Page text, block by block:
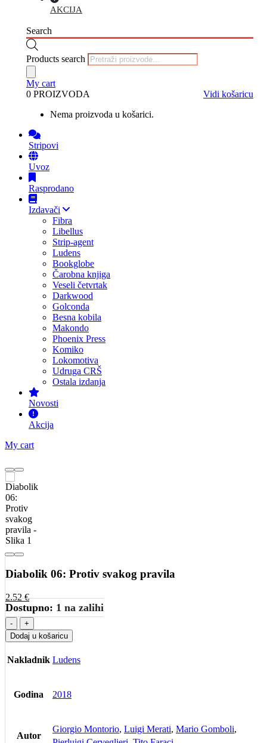
AKCIJA
Search
Products search
My cart
0 PROIZVODA
Vidi košaricu
Nema proizvoda u košarici.
Stripovi
Uvoz
Rasprodano
Izdavači
Fibra
Libellus
Strip-agent
Ludens
Bookglobe
Čarobna knjiga
Veseli četvrtak
Darkwood
Golconda
Besna kobila
Makondo
Phoenix Press
Komiko
Lokomotiva
Udruga CRŠ
Ostala izdanja
Novosti
Akcija
My cart
Diabolik 06: Protiv svakog pravila
2.52€
Dostupno: 1 na zalihi
-
+
Dodaj u košaricu
Nakladnik Ludens
Godina 2018
Autor
Giorgio Montorio, Luigi Merati, Mario Gomboli,